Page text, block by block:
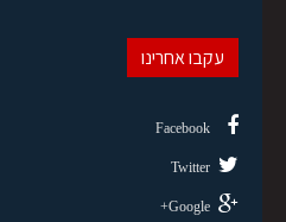
עקבו אחרינו
Facebook
Twitter
Google+